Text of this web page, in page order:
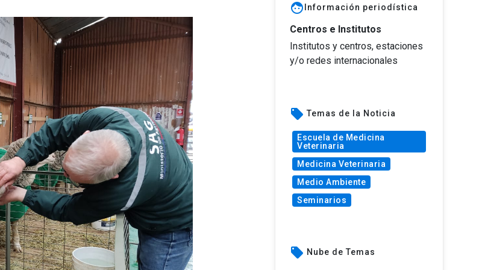
face Información periodística
Centros e Institutos
Institutos y centros, estaciones
y/o redes internacionales
local_offer Temas de la Noticia
Escuela de Medicina
Veterinaria
Medicina Veterinaria
Medio Ambiente
Seminarios
local_offer Nube de Temas